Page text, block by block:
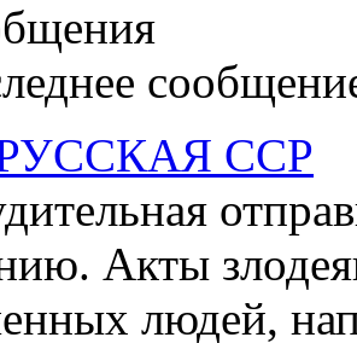
ССР
Акты
людей,